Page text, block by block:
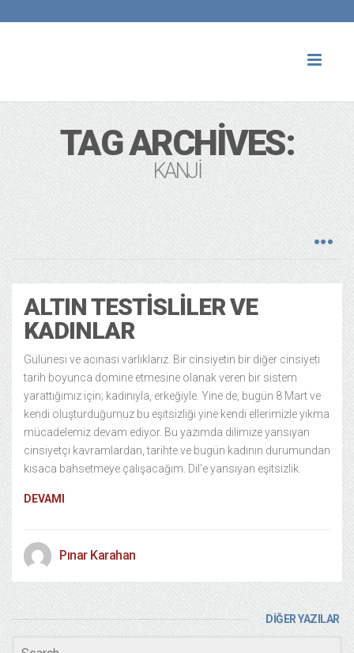
TAG ARCHIVES:
KANJI
ALTIN TESTISLILER VE
KADINLAR
Gülünesi ve acınası varlıklarız. Bir cinsiyetin bir diğer cinsiyeti
tarih boyunca domine etmesine olanak veren bir sistem
yarattığımız için; kadınıyla, erkeğiyle. Yine de, bugün 8 Mart ve
kendi oluşturduğumuz bu eşitsizliği yine kendi ellerimizle yıkma
mücadelemiz devam ediyor. Bu yazımda dilimize yansıyan
cinsiyetçi kavramlardan, tarihte ve bugün kadının durumundan
kısaca bahsetmeye çalışacağım. Dil’e yansıyan eşitsizlik:
DEVAMI
Pınar Karahan
DİĞER YAZILAR